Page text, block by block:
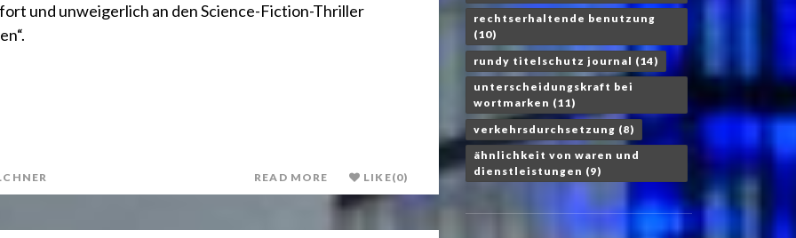
und unweigerlich an den Science-Fiction-Thriller
READ MORE LIKE(0)
rechtserhaltende benutzung
(10)
rundy titelschutz journal (14)
unterscheidungskraft bei
wortmarken (11)
verkehrsdurchsetzung (8)
ähnlichkeit von waren und
dienstleistungen (9)